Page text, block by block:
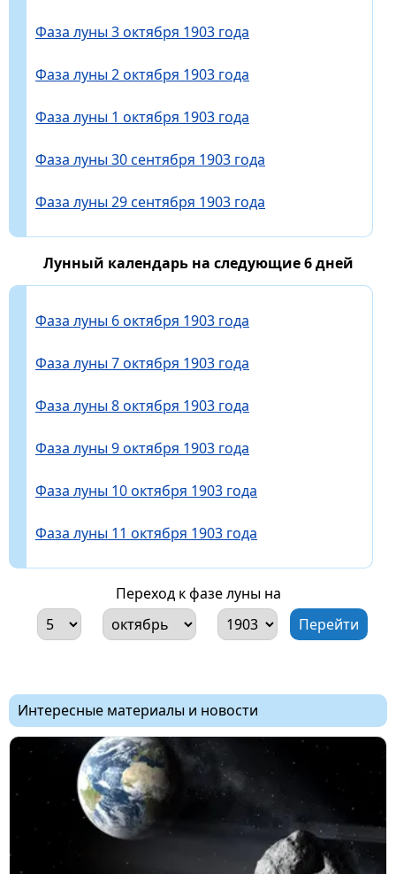
Фаза луны 3 октября 1903 года
Фаза луны 2 октября 1903 года
Фаза луны 1 октября 1903 года
Фаза луны 30 сентября 1903 года
Фаза луны 29 сентября 1903 года
Лунный календарь на следующие 6 дней
Фаза луны 6 октября 1903 года
Фаза луны 7 октября 1903 года
Фаза луны 8 октября 1903 года
Фаза луны 9 октября 1903 года
Фаза луны 10 октября 1903 года
Фаза луны 11 октября 1903 года
Переход к фазе луны на
Интересные материалы и новости